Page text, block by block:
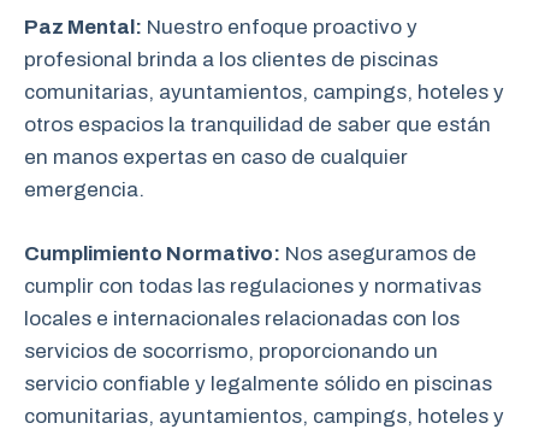
Paz Mental: Nuestro enfoque proactivo y
profesional brinda a los clientes de piscinas
comunitarias, ayuntamientos, campings, hoteles y
otros espacios la tranquilidad de saber que están
en manos expertas en caso de cualquier
emergencia.
Cumplimiento Normativo: Nos aseguramos de
cumplir con todas las regulaciones y normativas
locales e internacionales relacionadas con los
servicios de socorrismo, proporcionando un
servicio confiable y legalmente sólido en piscinas
comunitarias, ayuntamientos, campings, hoteles y